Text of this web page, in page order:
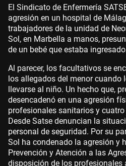
El Sindicato de Enfermería
agresión en un hospital de
trabajadores de la unidad de
Sol, en Marbella a manos,
de un bebé que estaba
Al parecer, los facultativos se
los allegados del menor cuando
llevarse al niño. Un hecho que,
desencadenó en una agresión
profesionales sanitarios y
Desde Satse denuncian la
personal de seguridad. Por su
Sol ha condenado la agresión y
Prevención y Atención a las
disposición de los profesionales